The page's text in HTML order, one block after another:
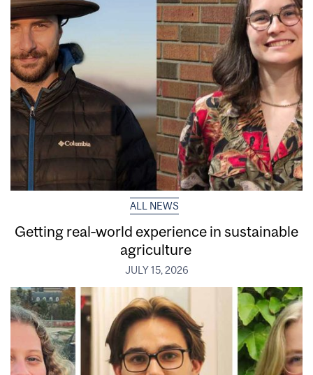
ALL NEWS
Getting real‑world experience in sustainable
agriculture
JULY 15, 2026